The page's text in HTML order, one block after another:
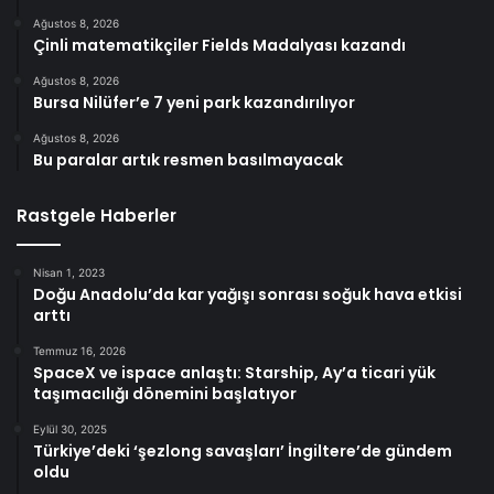
Ağustos 8, 2026
Çinli matematikçiler Fields Madalyası kazandı
Ağustos 8, 2026
Bursa Nilüfer’e 7 yeni park kazandırılıyor
Ağustos 8, 2026
Bu paralar artık resmen basılmayacak
Rastgele Haberler
Nisan 1, 2023
Doğu Anadolu’da kar yağışı sonrası soğuk hava etkisi
arttı
Temmuz 16, 2026
SpaceX ve ispace anlaştı: Starship, Ay’a ticari yük
taşımacılığı dönemini başlatıyor
Eylül 30, 2025
Türkiye’deki ‘şezlong savaşları’ İngiltere’de gündem
oldu